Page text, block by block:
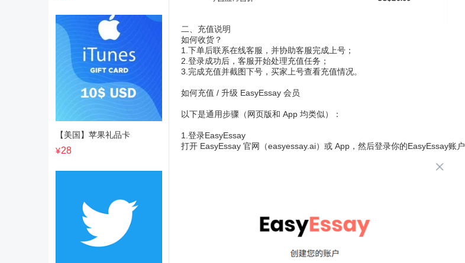
【美国】苹果礼品卡
¥28
二、充值说明
如何收货？
1.下单后联系在线客服，并协助客服完成上号；
2.登录成功后，客服开始处理充值任务；
3.完成充值并截图下号，买家上号查看充值情况。
如何充值 / 升级 EasyEssay 会员
以下是通用步骤（网页版和 App 均类似）：
1.登录EasyEssay
打开 EasyEssay 官网（easyessay.ai）或 App，然后登录你的EasyEssay账户